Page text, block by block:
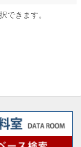
できます。